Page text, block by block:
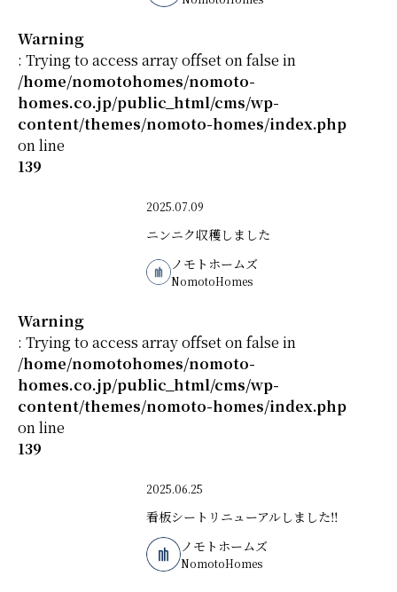
Warning
: Trying to access array offset on false in
/home/nomotohomes/nomoto-
homes.co.jp/public_html/cms/wp-
content/themes/nomoto-homes/index.php
on line
139
2025.07.09
ニンニク収穫しました
ノモトホームズ
NomotoHomes
Warning
: Trying to access array offset on false in
/home/nomotohomes/nomoto-
homes.co.jp/public_html/cms/wp-
content/themes/nomoto-homes/index.php
on line
139
2025.06.25
看板シートリニューアルしました‼
ノモトホームズ
NomotoHomes